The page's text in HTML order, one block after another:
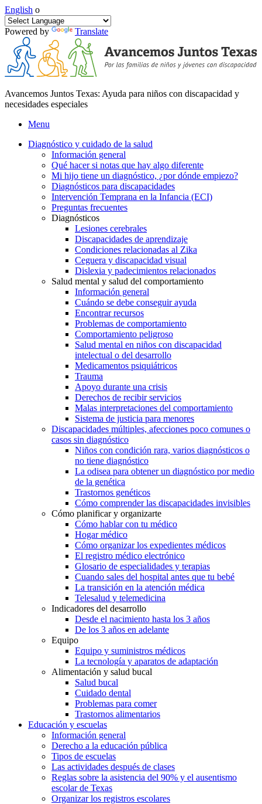
English o
Powered by Translate
Avancemos Juntos Texas: Ayuda para niños con discapacidad y
necesidades especiales
Menu
Diagnóstico y cuidado de la salud
Información general
Qué hacer si notas que hay algo diferente
Mi hijo tiene un diagnóstico, ¿por dónde empiezo?
Diagnósticos para discapacidades
Intervención Temprana en la Infancia (ECI)
Preguntas frecuentes
Diagnósticos
Lesiones cerebrales
Discapacidades de aprendizaje
Condiciones relacionadas al Zika
Ceguera y discapacidad visual
Dislexia y padecimientos relacionados
Salud mental y salud del comportamiento
Información general
Cuándo se debe conseguir ayuda
Encontrar recursos
Problemas de comportamiento
Comportamiento peligroso
Salud mental en niños con discapacidad
intelectual o del desarrollo
Medicamentos psiquiátricos
Trauma
Apoyo durante una crisis
Derechos de recibir servicios
Malas interpretaciones del comportamiento
Sistema de justicia para menores
Discapacidades múltiples, afecciones poco comunes o
casos sin diagnóstico
Niños con condición rara, varios diagnósticos o
no tiene diagnóstico
La odisea para obtener un diagnóstico por medio
de la genética
Trastornos genéticos
Cómo comprender las discapacidades invisibles
Cómo planificar y organizarte
Cómo hablar con tu médico
Hogar médico
Cómo organizar los expedientes médicos
El registro médico electrónico
Glosario de especialidades y terapias
Cuando sales del hospital antes que tu bebé
La transición en la atención médica
Telesalud y telemedicina
Indicadores del desarrollo
Desde el nacimiento hasta los 3 años
De los 3 años en adelante
Equipo
Equipo y suministros médicos
La tecnología y aparatos de adaptación
Alimentación y salud bucal
Salud bucal
Cuidado dental
Problemas para comer
Trastornos alimentarios
Educación y escuelas
Información general
Derecho a la educación pública
Tipos de escuelas
Las actividades después de clases
Reglas sobre la asistencia del 90% y el ausentismo
escolar de Texas
Organizar los registros escolares